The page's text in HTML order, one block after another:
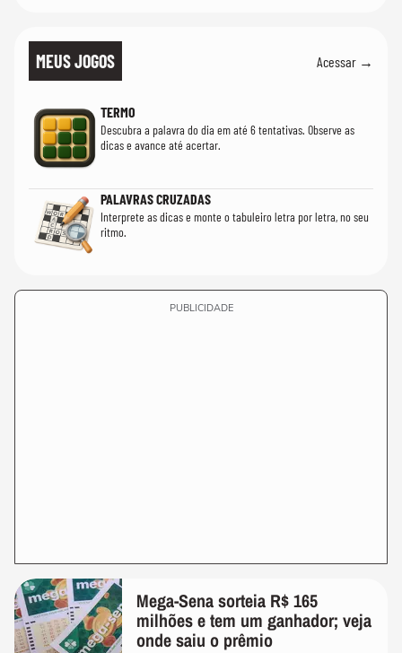
MEUS JOGOS Acessar →
TERMO
Descubra a palavra do dia em até 6 tentativas. Observe as
dicas e avance até acertar.
PALAVRAS CRUZADAS
Interprete as dicas e monte o tabuleiro letra por letra, no seu
ritmo.
PUBLICIDADE
Mega-Sena sorteia R$ 165
milhões e tem um ganhador; veja
onde saiu o prêmio